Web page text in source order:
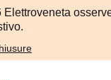
Elettroveneta